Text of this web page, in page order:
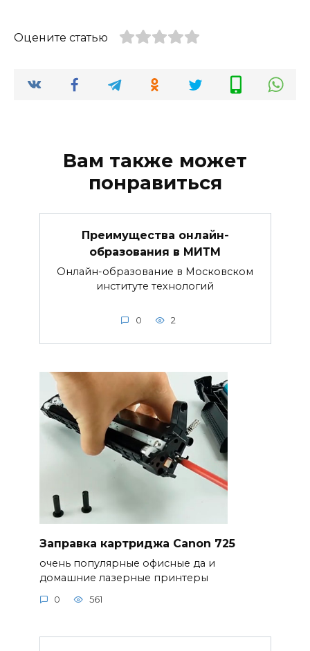
Оцените статью
Вам также может
понравиться
Преимущества онлайн-
образования в МИТМ
Онлайн-образование в Московском
институте технологий
0 2
Заправка картриджа Canon 725
очень популярные офисные да и
домашние лазерные принтеры
0 561